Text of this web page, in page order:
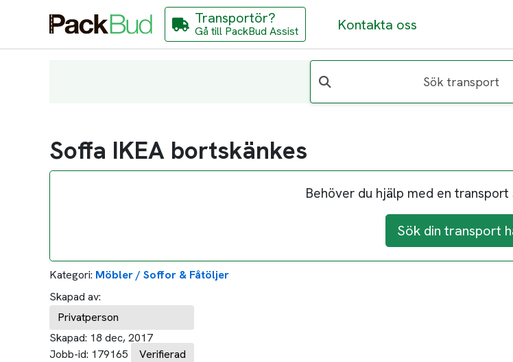
Transportör?
Gå till PackBud Assist Kontakta oss
Sök transport
Soffa IKEA bortskänkes
Behöver du hjälp med en transport
Sök din transport
Kategori: Möbler / Soffor & Fåtöljer
Skapad av:
Privatperson
Skapad: 18 dec, 2017
Jobb-id: 179165 Verifierad